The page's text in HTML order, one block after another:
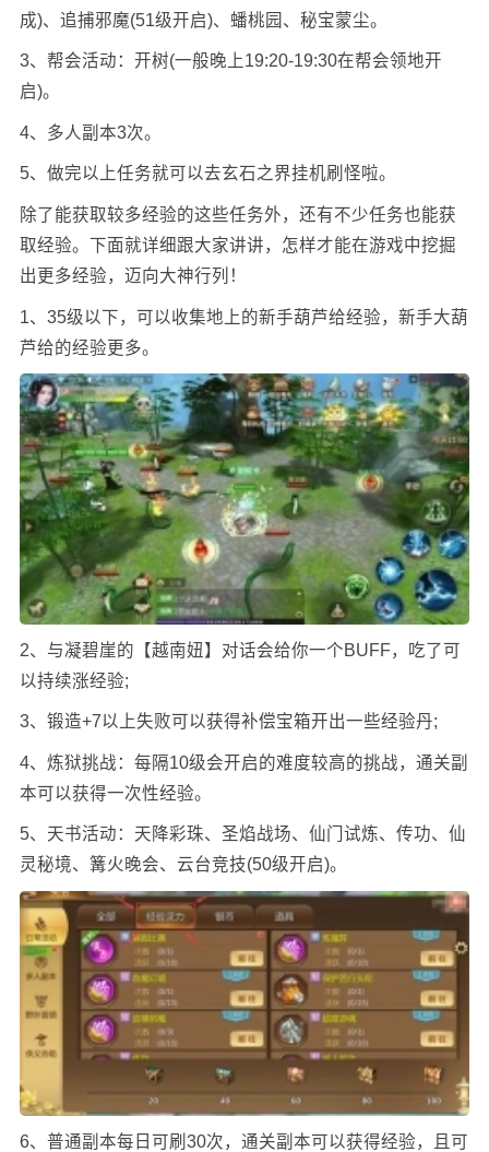
成)、追捕邪魔(51级开启)、蟠桃园、秘宝蒙尘。
3、帮会活动：开树(一般晚上19:20-19:30在帮会领地开
启)。
4、多人副本3次。
5、做完以上任务就可以去玄石之界挂机刷怪啦。
除了能获取较多经验的这些任务外，还有不少任务也能获
取经验。下面就详细跟大家讲讲，怎样才能在游戏中挖掘
出更多经验，迈向大神行列！
1、35级以下，可以收集地上的新手葫芦给经验，新手大葫
芦给的经验更多。
2、与凝碧崖的【越南妞】对话会给你一个BUFF，吃了可
以持续涨经验;
3、锻造+7以上失败可以获得补偿宝箱开出一些经验丹;
4、炼狱挑战：每隔10级会开启的难度较高的挑战，通关副
本可以获得一次性经验。
5、天书活动：天降彩珠、圣焰战场、仙门试炼、传功、仙
灵秘境、篝火晚会、云台竞技(50级开启)。
6、普通副本每日可刷30次，通关副本可以获得经验，且可